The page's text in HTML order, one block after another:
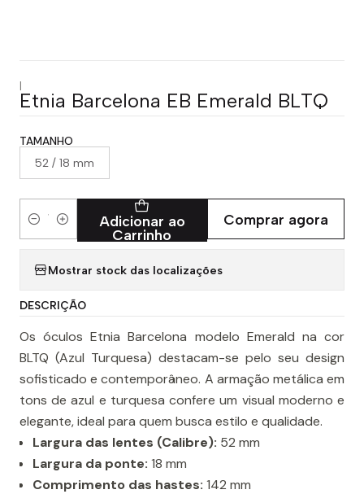
|
Etnia Barcelona EB Emerald BLTQ
TAMANHO
52 / 18 mm
Quantidade
Adicionar ao
Carrinho
Comprar agora
Mostrar stock das localizações
DESCRIÇÃO
Os óculos Etnia Barcelona modelo Emerald na cor
BLTQ (Azul Turquesa) destacam-se pelo seu design
sofisticado e contemporâneo. A armação metálica em
tons de azul e turquesa confere um visual moderno e
elegante, ideal para quem busca estilo e qualidade.
Largura das lentes (Calibre): 52 mm​
Largura da ponte: 18 mm
Comprimento das hastes: 142 mm​